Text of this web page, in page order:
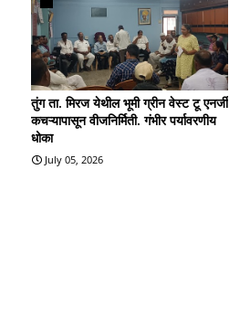
तुंग ता. मिरज येथील भूमी ग्रीन वेस्ट टू एनर्जी
कचऱ्यापासून वीजनिर्मिती. गंभीर पर्यावरणीय
धोका
July 05, 2026